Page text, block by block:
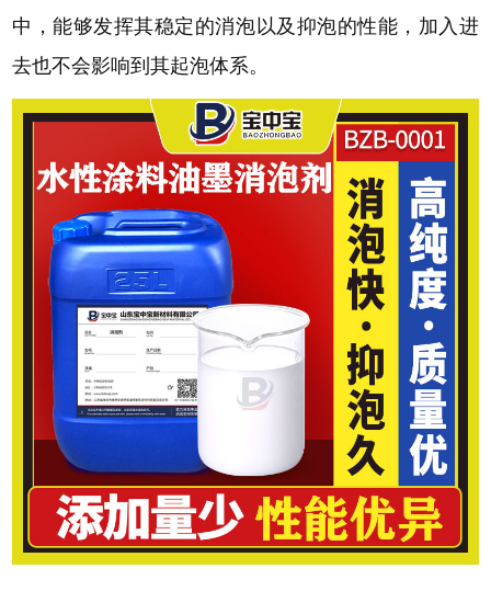
中，能够发挥其稳定的消泡以及抑泡的性能，加入进
去也不会影响到其起泡体系。